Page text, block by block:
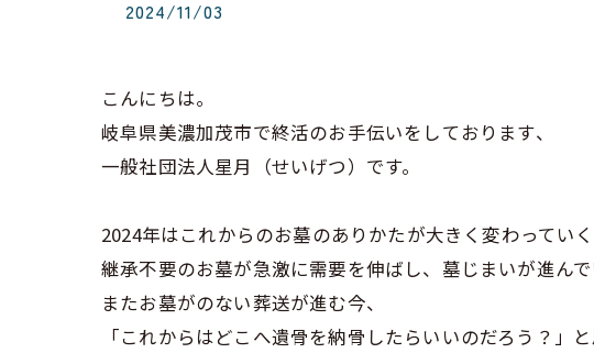
2024/11/03
こんにちは。
岐阜県美濃加茂市で終活のお手伝いをしております、
一般社団法人星月（せいげつ）です。
2024年はこれからのお墓のありかたが大きく変わってい
継承不要のお墓が急激に需要を伸ばし、墓じまいが進んで
またお墓がのない葬送が進む今、
「これからはどこへ遺骨を納骨したらいいのだろう？」